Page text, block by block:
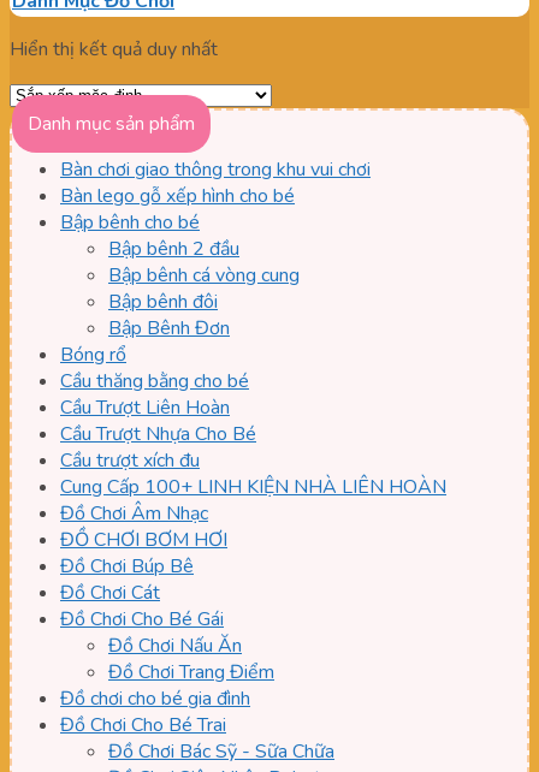
Hiển thị kết quả duy nhất
Danh mục sản phẩm
Bàn chơi giao thông trong khu vui chơi
Bàn lego gỗ xếp hình cho bé
Bập bênh cho bé
Bập bênh 2 đầu
Bập bênh cá vòng cung
Bập bênh đôi
Bập Bênh Đơn
Bóng rổ
Cầu thăng bằng cho bé
Cầu Trượt Liên Hoàn
Cầu Trượt Nhựa Cho Bé
Cầu trượt xích đu
Cung Cấp 100+ LINH KIỆN NHÀ LIÊN HOÀN
Đồ Chơi Âm Nhạc
ĐỒ CHƠI BƠM HƠI
Đồ Chơi Búp Bê
Đồ Chơi Cát
Đồ Chơi Cho Bé Gái
Đồ Chơi Nấu Ăn
Đồ Chơi Trang Điểm
Đồ chơi cho bé gia đình
Đồ Chơi Cho Bé Trai
Đồ Chơi Bác Sỹ - Sữa Chữa